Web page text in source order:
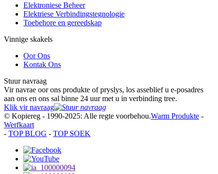
Elektroniese Beheer
Elektriese Verbindingstegnologie
Toebehore en gereedskap
Vinnige skakels
Oor Ons
Kontak Ons
Stuur navraag
Vir navrae oor ons produkte of pryslys, los asseblief u e-posadres
aan ons en ons sal binne 24 uur met u in verbinding tree.
Klik vir navraag
© Kopiereg - 1990-2025: Alle regte voorbehou.Warm Produkte -
Werfkaart
- TOP BLOG - TOP SOEK